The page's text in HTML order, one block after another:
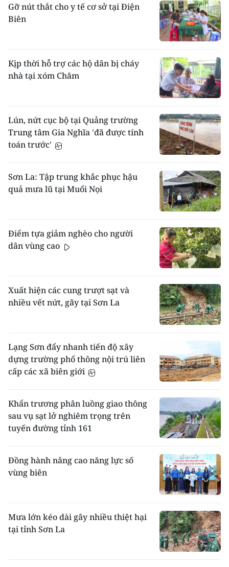
Gỡ nút thắt cho y tế cơ sở tại Điện
Biên
Kịp thời hỗ trợ các hộ dân bị cháy
nhà tại xóm Chăm
Lún, nứt cục bộ tại Quảng trường
Trung tâm Gia Nghĩa 'đã được tính
toán trước'
Sơn La: Tập trung khắc phục hậu
quả mưa lũ tại Muổi Nọi
Điểm tựa giảm nghèo cho người
dân vùng cao
Xuất hiện các cung trượt sạt và
nhiều vết nứt, gãy tại Sơn La
Lạng Sơn đẩy nhanh tiến độ xây
dựng trường phổ thông nội trú liên
cấp các xã biên giới
Khẩn trương phân luồng giao thông
sau vụ sạt lở nghiêm trọng trên
tuyến đường tỉnh 161
Đồng hành nâng cao năng lực số
vùng biên
Mưa lớn kéo dài gây nhiều thiệt hại
tại tỉnh Sơn La